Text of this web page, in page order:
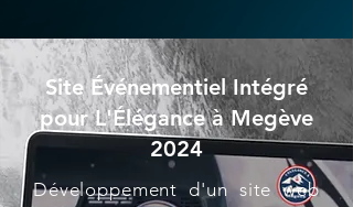
Site Événementiel Intégré
pour L'Élégance à Megève
2024
Développement d'un site web